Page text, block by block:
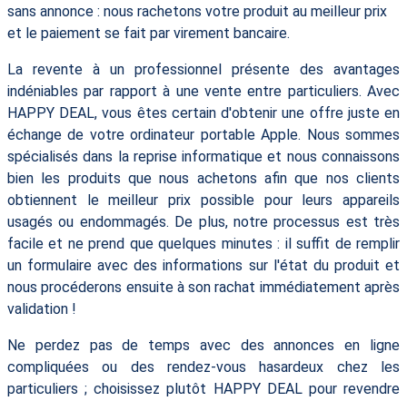
sans annonce : nous rachetons votre produit au meilleur prix
et le paiement se fait par virement bancaire.
La revente à un professionnel présente des avantages
indéniables par rapport à une vente entre particuliers. Avec
HAPPY DEAL, vous êtes certain d'obtenir une offre juste en
échange de votre ordinateur portable Apple. Nous sommes
spécialisés dans la reprise informatique et nous connaissons
bien les produits que nous achetons afin que nos clients
obtiennent le meilleur prix possible pour leurs appareils
usagés ou endommagés. De plus, notre processus est très
facile et ne prend que quelques minutes : il suffit de remplir
un formulaire avec des informations sur l'état du produit et
nous procéderons ensuite à son rachat immédiatement après
validation !
Ne perdez pas de temps avec des annonces en ligne
compliquées ou des rendez-vous hasardeux chez les
particuliers ; choisissez plutôt HAPPY DEAL pour revendre